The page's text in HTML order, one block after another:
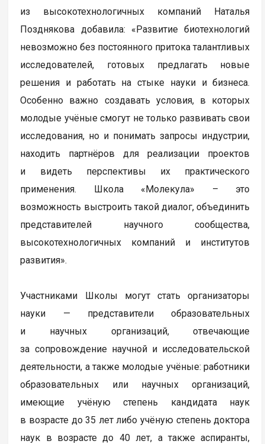
из высокотехнологичных компаний Наталья
Позднякова добавила: «Развитие биотехнологий
невозможно без постоянного притока талантливых
исследователей, готовых предлагать новые
решения и работать на стыке науки и бизнеса.
Особенно важно создавать условия, в которых
молодые учёные смогут не только развивать свои
исследования, но и понимать запросы индустрии,
находить партнёров для реализации проектов
и видеть перспективы их практического
применения. Школа «Молекула» – это
возможность выстроить такой диалог, объединить
представителей научного сообщества,
высокотехнологичных компаний и институтов
развития».
Участниками Школы могут стать организаторы
науки — представители образовательных
и научных организаций, отвечающие
за сопровождение научной и исследовательской
деятельности, а также молодые учёные: работники
образовательных или научных организаций,
имеющие учёную степень кандидата наук
в возрасте до 35 лет либо учёную степень доктора
наук в возрасте до 40 лет, а также аспиранты,